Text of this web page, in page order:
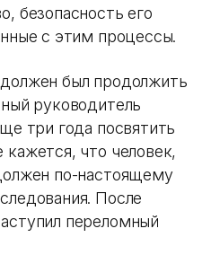
безопасность его
с этим процессы.
был продолжить
руководитель
три года посвятить
что человек,
по-настоящему
После
переломный